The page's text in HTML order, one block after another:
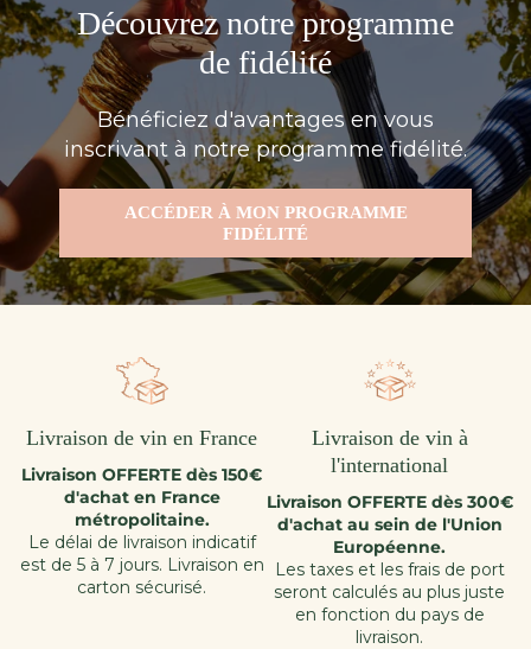
Découvrez notre programme
de fidélité
Bénéficiez d'avantages en vous
inscrivant à notre programme fidélité.
ACCÉDER À MON PROGRAMME
FIDÉLITÉ
Livraison de vin en France
Livraison OFFERTE dès 150€
d'achat en France
métropolitaine.
Le délai de livraison indicatif
est de 5 à 7 jours. Livraison en
carton sécurisé.
Livraison de vin à
l'international
Livraison OFFERTE dès 300€
d'achat au sein de l'Union
Européenne.
Les taxes et les frais de port
seront calculés au plus juste
en fonction du pays de
livraison.